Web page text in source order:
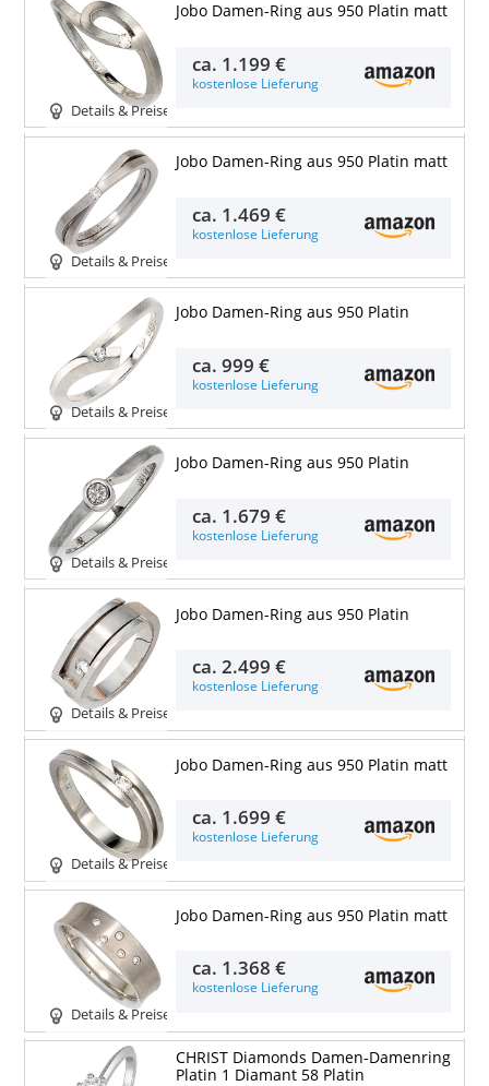
Details & Preise
Jobo Damen-Ring aus 950 Platin matt
ca. 1.199 €
kostenlose Lieferung
Details & Preise
Jobo Damen-Ring aus 950 Platin matt
ca. 1.469 €
kostenlose Lieferung
Details & Preise
Jobo Damen-Ring aus 950 Platin
ca.999 €
kostenlose Lieferung
Details & Preise
Jobo Damen-Ring aus 950 Platin
ca. 1.679 €
kostenlose Lieferung
Details & Preise
Jobo Damen-Ring aus 950 Platin
ca.2.499 €
kostenlose Lieferung
Details & Preise
Jobo Damen-Ring aus 950 Platin matt
ca. 1.699 €
kostenlose Lieferung
Details & Preise
Jobo Damen-Ring aus 950 Platin matt
ca. 1.368 €
kostenlose Lieferung
CHRIST Diamonds Damen-Damenring
Platin 1 Diamant 58 Platin